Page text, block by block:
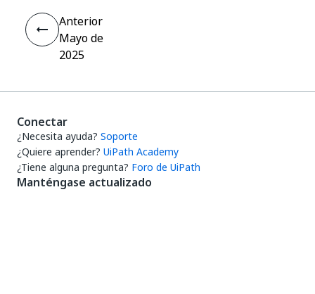
Anterior
Mayo de
2025
Conectar
¿Necesita ayuda? Soporte
¿Quiere aprender? UiPath Academy
¿Tiene alguna pregunta? Foro de UiPath
Manténgase actualizado